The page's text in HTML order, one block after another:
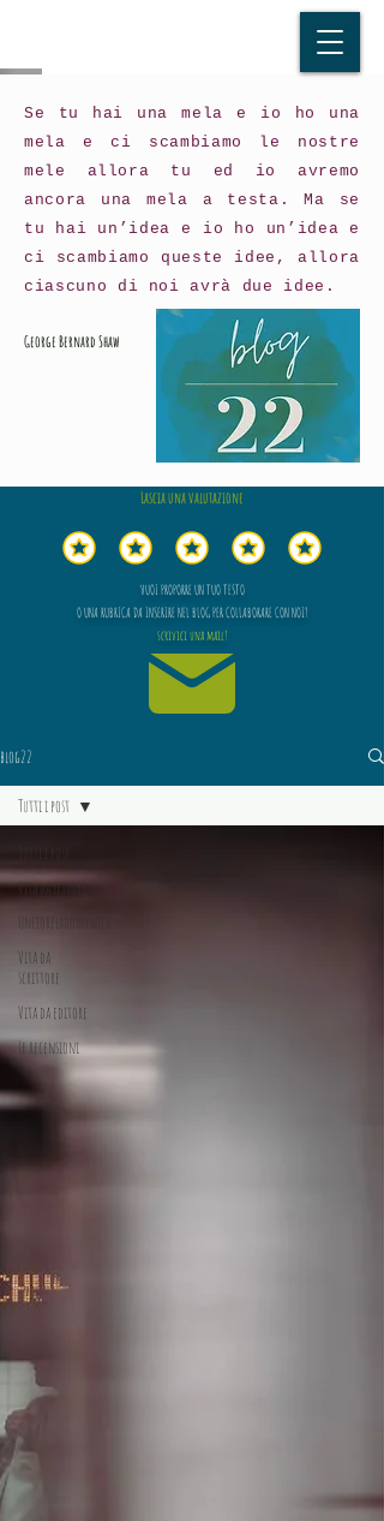
Se tu hai una mela e io ho una
mela e ci scambiamo le nostre
mele allora tu ed io avremo
ancora una mela a testa. Ma se
tu hai un’idea e io ho un’idea e
ci scambiamo queste idee, allora
ciascuno di noi avrà due idee.
George Bernard Shaw
Lascia una valutazione
VUOI PROPORRE UN TUO TESTO
O UNA RUBRICA DA INSERIRE NEL BLOG PER COLLABORARE CON NOI?
scrivici una mail!
blog22
Vita da lettore
Unfioreladomenica
Vita da
scrittore
Vita da editore
Le recensioni
Tutti i post